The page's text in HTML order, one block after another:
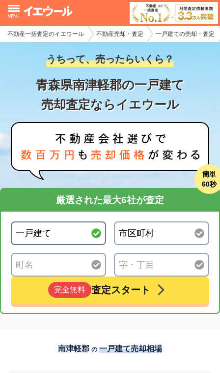
不動産一括査定のイエウール 不動産売却・査定 一戸建ての売却・査定
うちって、売ったらいくら？
青森県南津軽郡の一戸建て
売却査定ならイエウール
簡単
60秒
厳選された最大6社が査定
完全無料 査定スタート
南津軽郡 の 一戸建て売却相場
イエウール加盟希望の不動産会社様
初めての方へ
不動産売却の流れ
不動産の売却・一括査定
家査定シミュレーター
お問い合わせ